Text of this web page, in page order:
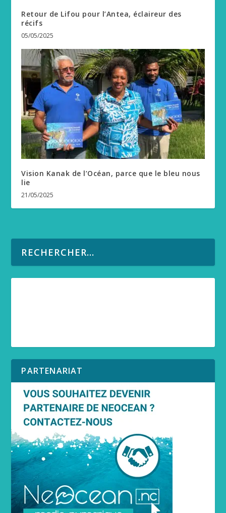
Retour de Lifou pour l’Antea, éclaireur des
récifs
05/05/2025
Vision Kanak de l’Océan, parce que le bleu nous
lie
21/05/2025
PARTENARIAT